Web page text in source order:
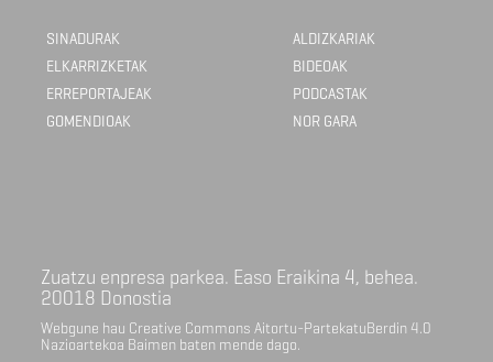
SINADURAK
ELKARRIZKETAK
ERREPORTAJEAK
GOMENDIOAK
ALDIZKARIAK
BIDEOAK
PODCASTAK
NOR GARA
Zuatzu enpresa parkea. Easo Eraikina 4, behea.
20018 Donostia
Webgune hau Creative Commons Aitortu-PartekatuBerdin 4.0
Nazioartekoa Baimen baten mende dago.